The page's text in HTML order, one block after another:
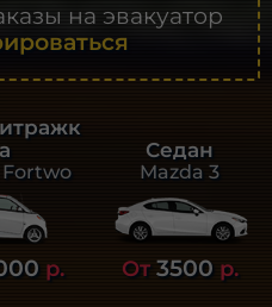
на эвакуатор
а
р.
Седан
Mazda 3
От 3500 р.